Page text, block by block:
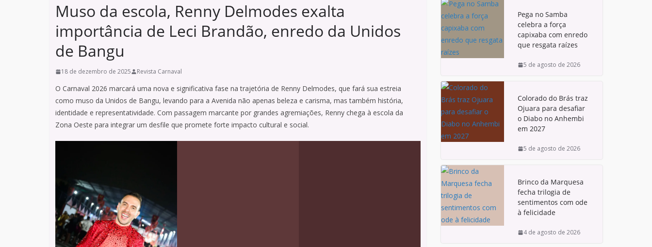
Muso da escola, Renny Delmodes exalta
importância de Leci Brandão, enredo da Unidos
de Bangu
18 de dezembro de 2025 Revista Carnaval
O Carnaval 2026 marcará uma nova e significativa fase na trajetória de Renny Delmodes, que fará sua estreia
como muso da Unidos de Bangu, levando para a Avenida não apenas beleza e carisma, mas também história,
identidade e representatividade. Com passagem marcante por grandes agremiações, Renny chega à escola da
Zona Oeste para integrar um desfile que promete forte impacto cultural e social.
Pega no Samba
celebra a força
capixaba com enredo
que resgata raízes
5 de agosto de 2026
Colorado do Brás traz
Ojuara para desafiar
o Diabo no Anhembi
em 2027
5 de agosto de 2026
Brinco da Marquesa
fecha trilogia de
sentimentos com ode
à felicidade
4 de agosto de 2026